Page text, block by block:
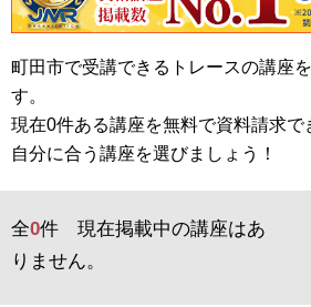
町田市で受講できるトレースの講座
す。
現在0件ある講座を無料で資料請求で
自分に合う講座を選びましょう！
全0件 現在掲載中の講座はあ
りません。